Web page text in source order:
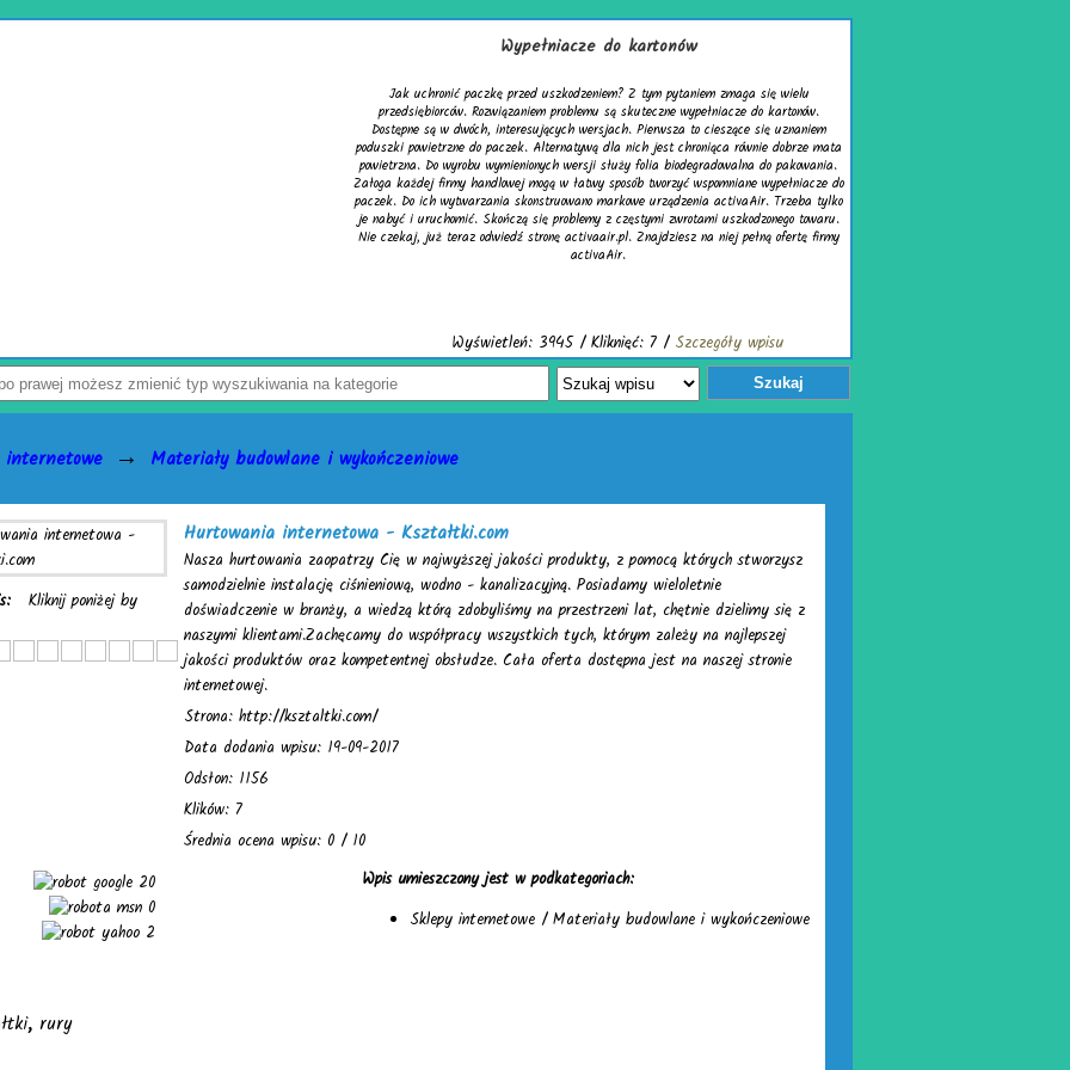
Wypełniacze do kartonów
Jak uchronić paczkę przed uszkodzeniem? Z tym pytaniem zmaga się wielu
przedsiębiorców. Rozwiązaniem problemu są skuteczne wypełniacze do kartonów.
Dostępne są w dwóch, interesujących wersjach. Pierwsza to cieszące się uznaniem
poduszki powietrzne do paczek. Alternatywą dla nich jest chroniąca równie dobrze mata
powietrzna. Do wyrobu wymienionych wersji służy folia biodegradowalna do pakowania.
Załoga każdej firmy handlowej mogą w łatwy sposób tworzyć wspomniane wypełniacze do
paczek. Do ich wytwarzania skonstruowano markowe urządzenia activaAir. Trzeba tylko
je nabyć i uruchomić. Skończą się problemy z częstymi zwrotami uszkodzonego towaru.
Nie czekaj, już teraz odwiedź stronę activaair.pl. Znajdziesz na niej pełną ofertę firmy
Wyświetleń: 3945 / Kliknięć: 7 /Szczegóły wpisu
Szukaj
internetowe → Materiały budowlane i wykończeniowe
Kliknij poniżej by
Hurtowania internetowa - Kształtki.com
Nasza hurtowania zaopatrzy Cię w najwyższej jakości produkty, z pomocą których stworzysz
samodzielnie instalację ciśnieniową, wodno - kanalizacyjną. Posiadamy wieloletnie
doświadczenie w branży, a wiedzą którą zdobyliśmy na przestrzeni lat, chętnie dzielimy się z
naszymi klientami.Zachęcamy do współpracy wszystkich tych, którym zależy na najlepszej
jakości produktów oraz kompetentnej obsłudze. Cała oferta dostępna jest na naszej stronie
internetowej.
Strona: http://ksztaltki.com/
Data dodania wpisu: 19-09-2017
Odsłon: 1156
Klików: 7
Średnia ocena wpisu: 0 / 10
20
0
2
Wpis umieszczony jest w podkategoriach:
Sklepy internetowe /Materiały budowlane i wykończeniowe
, rury